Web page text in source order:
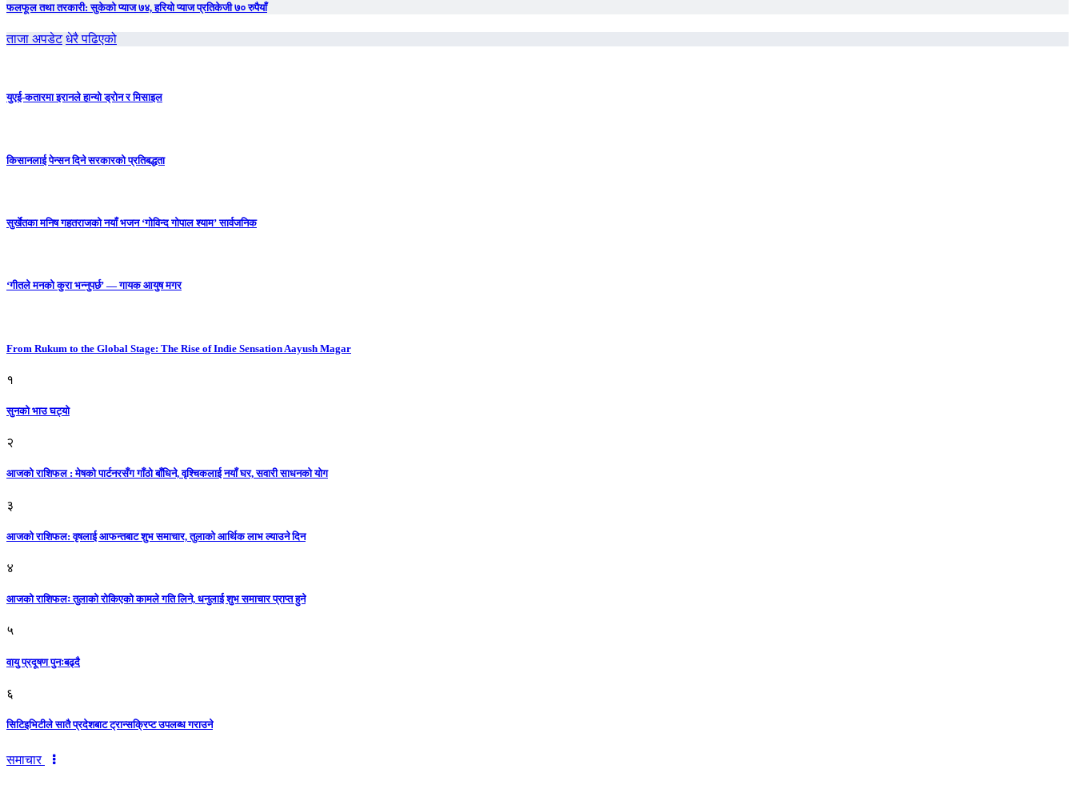
फलफूल तथा तरकारी: सुकेको प्याज ७४, हरियो प्याज प्रतिकेजी ७० रुपैयाँ
ताजा अपडेट धेरै पढिएको
युएई-कतारमा इरानले हान्यो ड्रोन र मिसाइल
किसानलाई पेन्सन दिने सरकारको प्रतिबद्धता
सुर्खेतका मनिष गहतराजको नयाँ भजन ‘गोविन्द गोपाल श्याम’ सार्वजनिक
‘गीतले मनको कुरा भन्नुपर्छ’ — गायक आयुष मगर
From Rukum to the Global Stage: The Rise of Indie Sensation Aayush Magar
१
सुनको भाउ घट्याे
२
आजको राशिफल : मेषको पार्टनरसँग गाँठो बाँधिने, वृश्चिकलाई नयाँ घर, सवारी साधनकाे याेग
३
आजकाे राशिफल: वृषलाई आफन्तबाट शुभ समाचार, तुलाकाे आर्थिक लाभ ल्याउने दिन
४
आजको राशिफलः तुलाकाे रोकिएको कामले गति लिने, धनुलाई शुभ समाचार प्राप्त हुने
५
वायु प्रदूषण पुनःबढ्दै
६
सिटिइभिटीले सातै प्रदेशबाट ट्रान्सक्रिप्ट उपलब्ध गराउने
समाचार